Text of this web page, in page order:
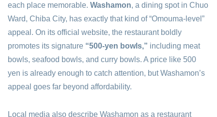
each place memorable. Washamon, a dining spot in Chuo
Ward, Chiba City, has exactly that kind of “Omouma-level”
appeal. On its official website, the restaurant boldly
promotes its signature “500-yen bowls,” including meat
bowls, seafood bowls, and curry bowls. A price like 500
yen is already enough to catch attention, but Washamon’s
appeal goes far beyond affordability.
Local media also describe Washamon as a restaurant